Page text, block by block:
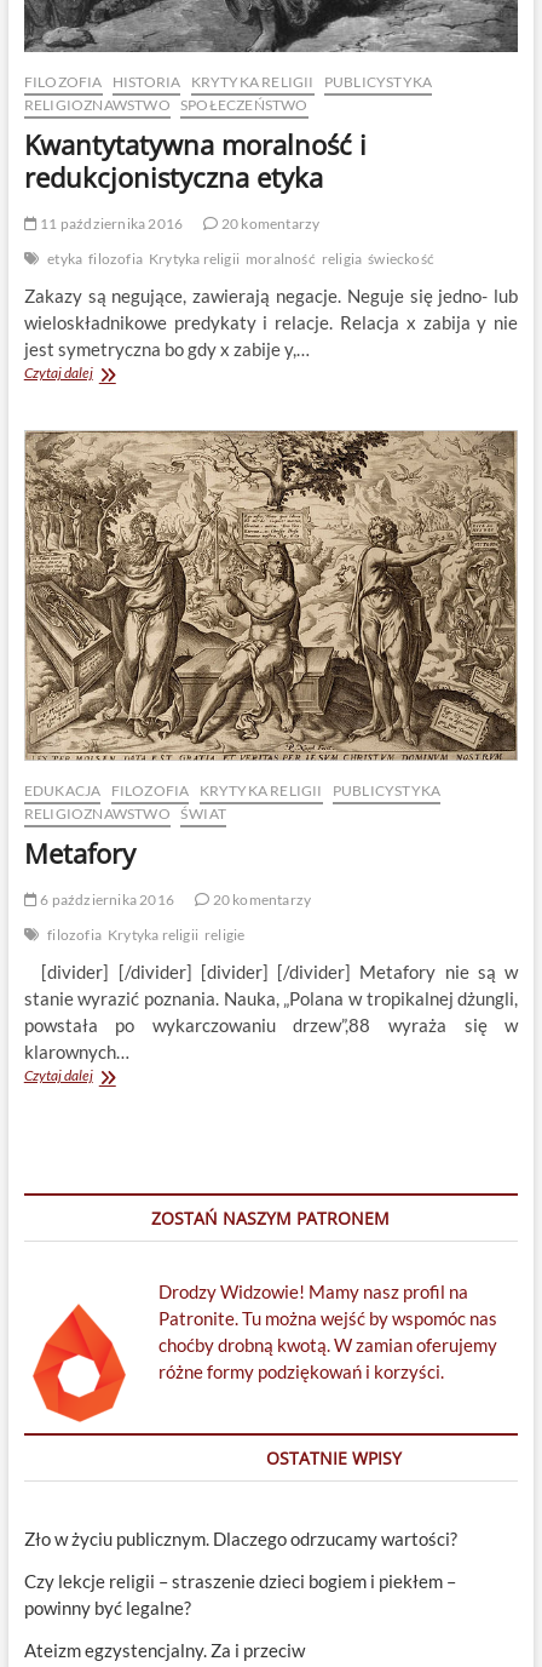
FILOZOFIA HISTORIA KRYTYKA RELIGII
PUBLICYSTYKA
RELIGIOZNAWSTWO SPOŁECZEŃSTWO
Kwantytatywna moralność i
redukcjonistyczna etyka
11 października 2016
20 komentarzy
etyka filozofia Krytyka religii moralność religia świeckość
Zakazy są negujące, zawierają negacje. Neguje się jedno- lub
wieloskładnikowe predykaty i relacje. Relacja x zabija y nie
jest symetryczna bo gdy x zabije y,…
Czytaj dalejKwantytatywna
redukcjonistyczna
etyka
EDUKACJA FILOZOFIA KRYTYKA RELIGII
PUBLICYSTYKA
RELIGIOZNAWSTWO ŚWIAT
Metafory
6 października 2016
20 komentarzy
filozofia Krytyka religii religie
[divider] [/divider] [divider] [/divider] Metafory nie są w
stanie wyrazić poznania. Nauka, „Polana w tropikalnej dżungli,
powstała po wykarczowaniu drzew”,88 wyraża się w
klarownych…
Czytaj dalejMetafory
ZOSTAŃ NASZYM PATRONEM
Drodzy Widzowie! Mamy nasz profil na
Patronite. Tu można wejść by wspomóc nas
choćby drobną kwotą. W zamian oferujemy
różne formy podziękowań i korzyści.
OSTATNIE WPISY
Zło w życiu publicznym. Dlaczego odrzucamy wartości?
Czy lekcje religii – straszenie dzieci bogiem i piekłem –
powinny być legalne?
Ateizm egzystencjalny. Za i przeciw